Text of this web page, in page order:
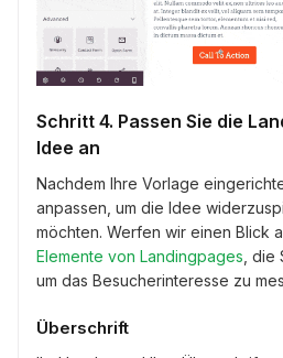
Schritt 4. Passen Sie die
Idee an
Nachdem Ihre Vorlage
anpassen, um die Idee
möchten. Werfen wir einen Blick
Elemente von Landingpages ,
um das Besucherinteresse zu
Überschrift